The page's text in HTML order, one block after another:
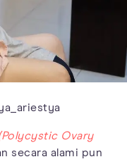
Ovary
secara alami pun